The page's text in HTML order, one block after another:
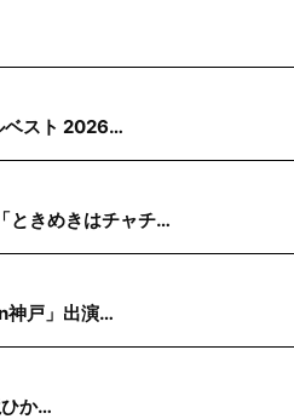
ベスト 2026…
ときめきはチャチ…
神戸」出演…
か…